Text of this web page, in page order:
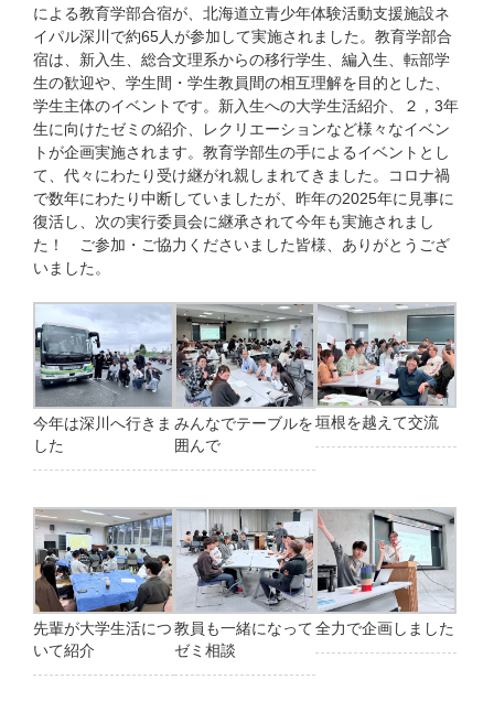
による教育学部合宿が、北海道立青少年体験活動支援施設ネ
イパル深川で約65人が参加して実施されました。教育学部合
宿は、新入生、総合文理系からの移行学生、編入生、転部学
生の歓迎や、学生間・学生教員間の相互理解を目的とした、
学生主体のイベントです。新入生への大学生活紹介、２， 3年
生に向けたゼミの紹介、レクリエーションなど様々なイベン
トが企画実施されます。教育学部生の手によるイベントとし
て、代々にわたり受け継がれ親しまれてきました。コロナ禍
で数年にわたり中断していましたが、昨年の2025年に見事に
復活し、次の実行委員会に継承されて今年も実施されまし
た！ ご参加・ご協力くださいました皆様、ありがとうござ
いました。
今年は深川へ行きま
した
みんなでテーブルを
囲んで
垣根を越えて交流
先輩が大学生活につ
いて紹介
教員も一緒になって
ゼミ相談
全力で企画しました